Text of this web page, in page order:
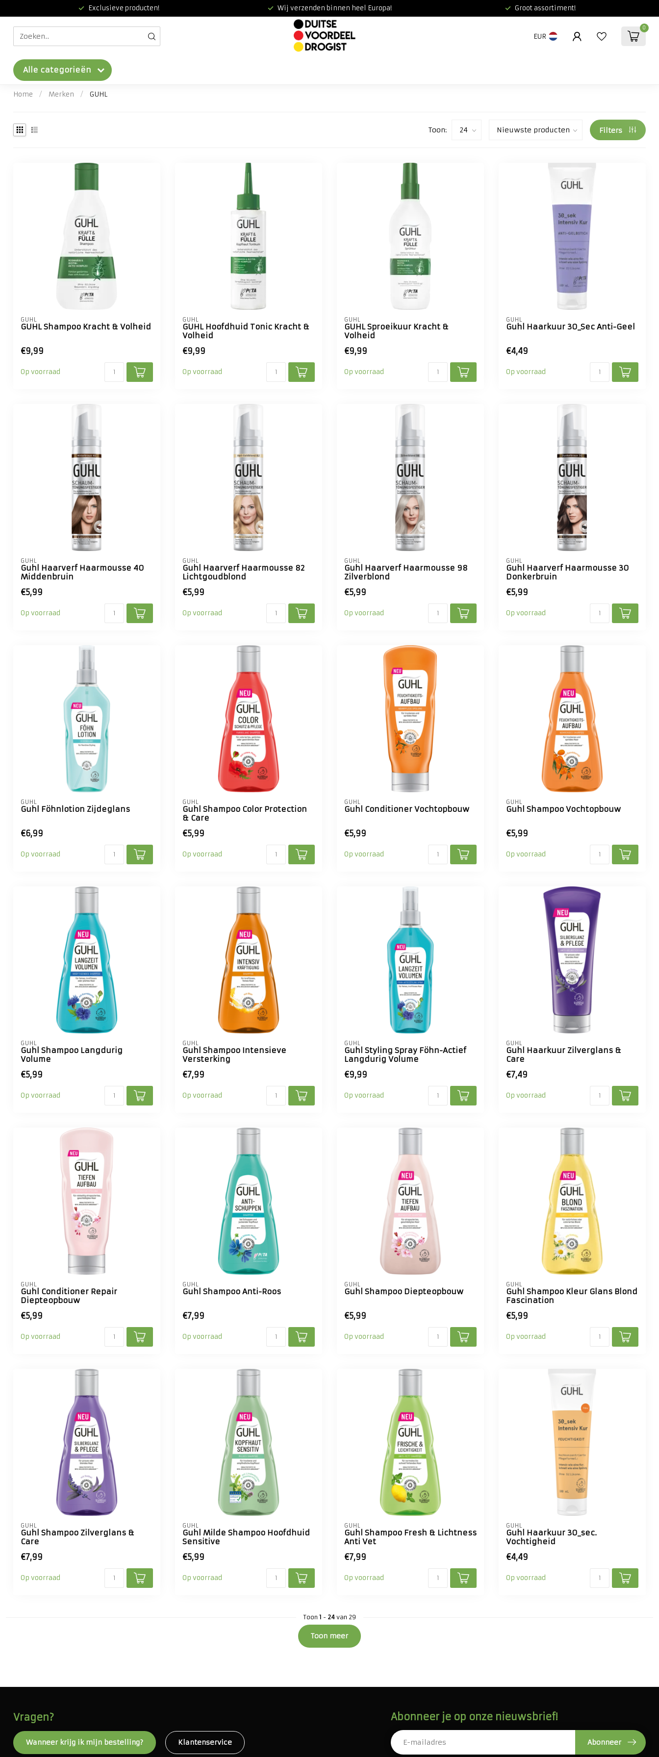
Exclusieve producten! Wij verzenden binnen heel Europa! Groot assortiment!
EUR
0
Alle categorieën
Home / Merken / GUHL
Toon: Filters
GUHL
GUHL Shampoo Kracht & Volheid
€9,99
Op voorraad
GUHL
GUHL Hoofdhuid Tonic Kracht &
Volheid
€9,99
Op voorraad
GUHL
GUHL Sproeikuur Kracht &
Volheid
€9,99
Op voorraad
GUHL
Guhl Haarkuur 30_Sec Anti-Geel
€4,49
Op voorraad
GUHL
Guhl Haarverf Haarmousse 40
Middenbruin
€5,99
Op voorraad
GUHL
Guhl Haarverf Haarmousse 82
Lichtgoudblond
€5,99
Op voorraad
GUHL
Guhl Haarverf Haarmousse 98
Zilverblond
€5,99
Op voorraad
GUHL
Guhl Haarverf Haarmousse 30
Donkerbruin
€5,99
Op voorraad
GUHL
Guhl Föhnlotion Zijdeglans
€6,99
Op voorraad
GUHL
Guhl Shampoo Color Protection
& Care
€5,99
Op voorraad
GUHL
Guhl Conditioner Vochtopbouw
€5,99
Op voorraad
GUHL
Guhl Shampoo Vochtopbouw
€5,99
Op voorraad
GUHL
Guhl Shampoo Langdurig
Volume
€5,99
Op voorraad
GUHL
Guhl Shampoo Intensieve
Versterking
€7,99
Op voorraad
GUHL
Guhl Styling Spray Föhn-Actief
Langdurig Volume
€9,99
Op voorraad
GUHL
Guhl Haarkuur Zilverglans &
Care
€7,49
Op voorraad
GUHL
Guhl Conditioner Repair
Diepteopbouw
€5,99
Op voorraad
GUHL
Guhl Shampoo Anti-Roos
€7,99
Op voorraad
GUHL
Guhl Shampoo Diepteopbouw
€5,99
Op voorraad
GUHL
Guhl Shampoo Kleur Glans Blond
Fascination
€5,99
Op voorraad
GUHL
Guhl Shampoo Zilverglans &
Care
€7,99
Op voorraad
GUHL
Guhl Milde Shampoo Hoofdhuid
Sensitive
€5,99
Op voorraad
GUHL
Guhl Shampoo Fresh & Lichtness
Anti Vet
€7,99
Op voorraad
GUHL
Guhl Haarkuur 30_sec.
Vochtigheid
€4,49
Op voorraad
Toon 1 - 24van 29
Toon meer
Vragen?
Wanneer krijg ik mijn bestelling? Klantenservice
Abonneer je op onze nieuwsbrief!
Abonneer